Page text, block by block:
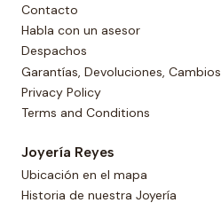
Contacto
Habla con un asesor
Despachos
Garantías, Devoluciones, Cambios
Privacy Policy
Terms and Conditions
Joyería Reyes
Ubicación en el mapa
Historia de nuestra Joyería